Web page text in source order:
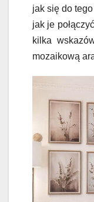
jak się do
jak je
kilka
mozaikową